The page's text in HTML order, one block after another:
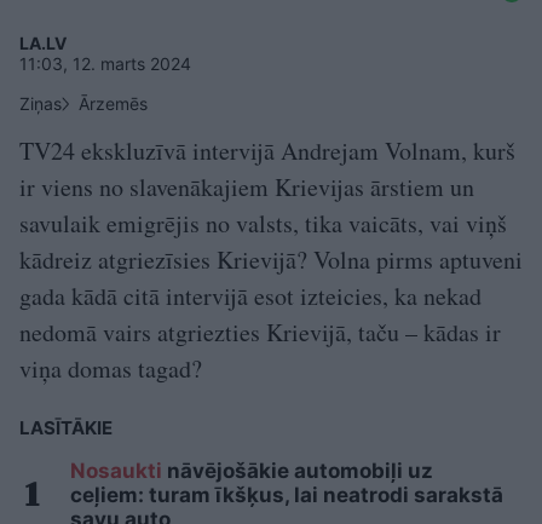
LA.LV
11:03, 12. marts 2024
Ziņas
Ārzemēs
TV24 ekskluzīvā intervijā Andrejam Volnam, kurš
ir viens no slavenākajiem Krievijas ārstiem un
savulaik emigrējis no valsts, tika vaicāts, vai viņš
kādreiz atgriezīsies Krievijā? Volna pirms aptuveni
gada kādā citā intervijā esot izteicies, ka nekad
nedomā vairs atgriezties Krievijā, taču – kādas ir
viņa domas tagad?
LASĪTĀKIE
Nosaukti nāvējošākie automobiļi uz
ceļiem: turam īkšķus, lai neatrodi sarakstā
savu auto